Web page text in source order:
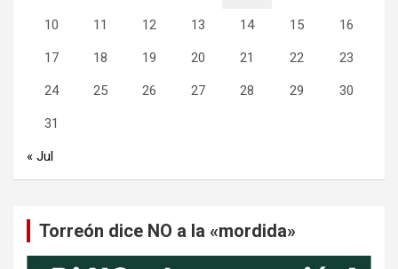
10 11 12 13 14 15 16
17 18 19 20 21 22 23
24 25 26 27 28 29 30
31
« Jul
Torreón dice NO a la «mordida»